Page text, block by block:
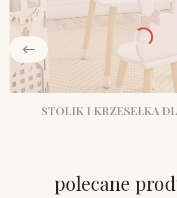
STOLIK I KRZESEŁKA
polecane